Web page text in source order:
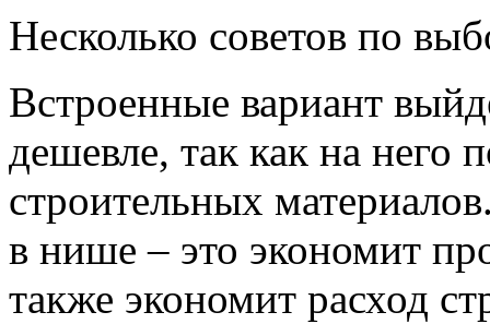
Несколько советов по
Встроенные вариант
дешевле, так как на него
строительных
в нише – это экономит
также экономит расход